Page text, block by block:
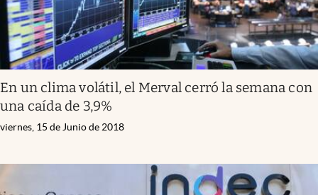
En un clima volátil, el Merval cerró la semana con
una caída de 3,9%
viernes, 15 de Junio de 2018